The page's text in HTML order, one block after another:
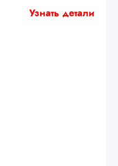
Узнать детали